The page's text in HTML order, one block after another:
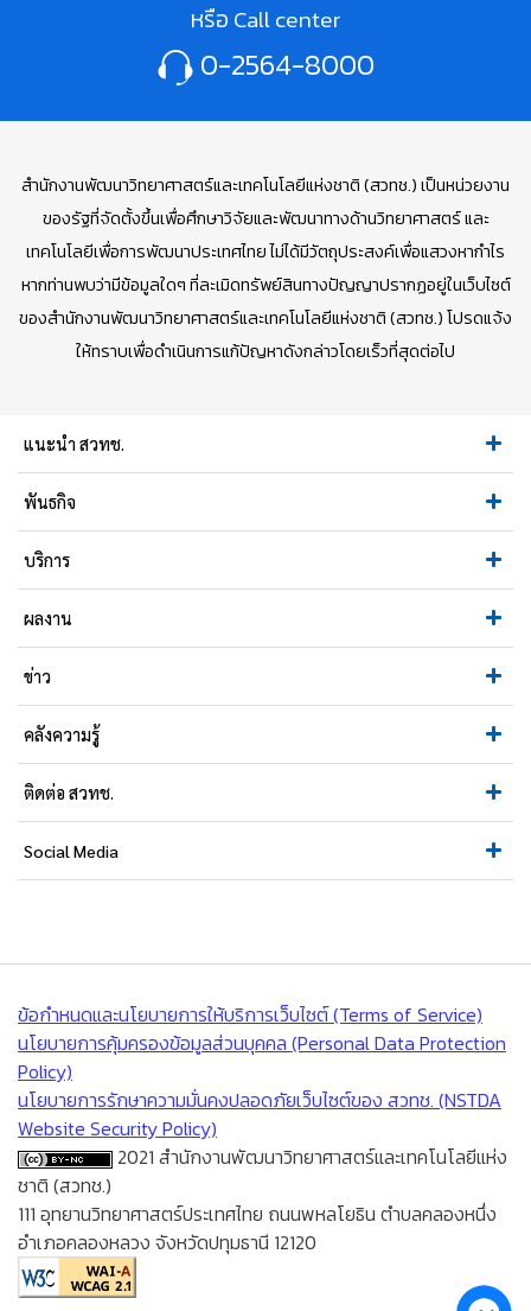
หรือ Call center
0-2564-8000
สำนักงานพัฒนาวิทยาศาสตร์และเทคโนโลยีแห่งชาติ (สวทช.) เป็นหน่วยงาน
ของรัฐที่จัดตั้งขึ้นเพื่อศึกษาวิจัยและพัฒนาทางด้านวิทยาศาสตร์ และ
เทคโนโลยีเพื่อการพัฒนาประเทศไทย ไม่ได้มีวัตถุประสงค์เพื่อแสวงหากำไร
หากท่านพบว่ามีข้อมูลใดๆ ที่ละเมิดทรัพย์สินทางปัญญาปรากฏอยู่ในเว็บไซต์
ของสำนักงานพัฒนาวิทยาศาสตร์และเทคโนโลยีแห่งชาติ (สวทช.) โปรดแจ้ง
ให้ทราบเพื่อดำเนินการแก้ปัญหาดังกล่าวโดยเร็วที่สุดต่อไป
แนะนำ สวทช.
พันธกิจ
บริการ
ผลงาน
ข่าว
คลังความรู้
ติดต่อ สวทช.
Social Media
ข้อกำหนดและนโยบายการให้บริการเว็บไซต์ (Terms of Service)
นโยบายการคุ้มครองข้อมูลส่วนบุคคล (Personal Data Protection
Policy)
นโยบายการรักษาความมั่นคงปลอดภัยเว็บไซต์ของ สวทช. (NSTDA
Website Security Policy)
2021 สำนักงานพัฒนาวิทยาศาสตร์และเทคโนโลยีแห่ง
ชาติ (สวทช.)
111 อุทยานวิทยาศาสตร์ประเทศไทย ถนนพหลโยธิน ตำบลคลองหนึ่ง
อำเภอคลองหลวง จังหวัดปทุมธานี 12120